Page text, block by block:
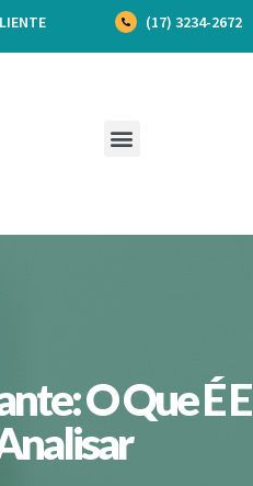
(17) 3234-2672
O Que É E